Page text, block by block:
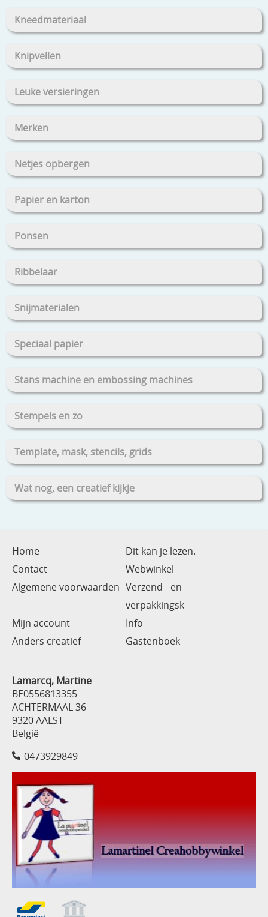
Kneedmateriaal
Knipvellen
Leuke versieringen
Merken
Netjes opbergen
Papier en karton
Ponsen
Ribbelaar
Snijmaterialen
Speciaal papier
Stans machine en embossing machines
Stempels en zo
Template, mask, stencils, grids
Wat nog, een creatief kijkje
Home
Dit kan je lezen.
Contact
Webwinkel
Algemene voorwaarden Verzend - en
verpakkingsk
Mijn account
Info
Anders creatief
Gastenboek
Lamarcq, Martine
BE0556813355
ACHTERMAAL 36
9320 AALST
België
0473929849